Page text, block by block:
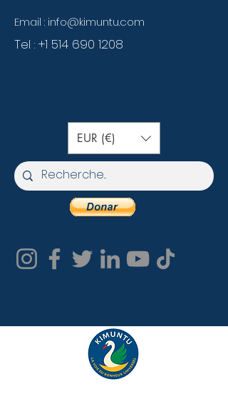
Email : info@kimuntu.com
Tel : +1 514 690 1208
EUR (€)